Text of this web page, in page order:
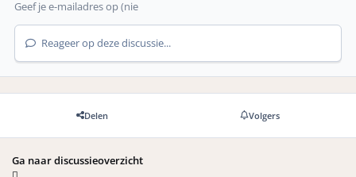
Reageer op deze discussie...
Delen Volgers
Ga naar discussieoverzicht